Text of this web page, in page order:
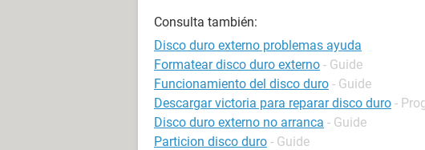
Consulta también:
Disco duro externo problemas ayuda
Formatear disco duro externo - Guide
Funcionamiento del disco duro - Guide
Descargar victoria para reparar disco duro -
Disco duro externo no arranca - Guide
Particion disco duro - Guide